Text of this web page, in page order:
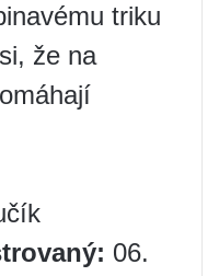
triku
že na
06.